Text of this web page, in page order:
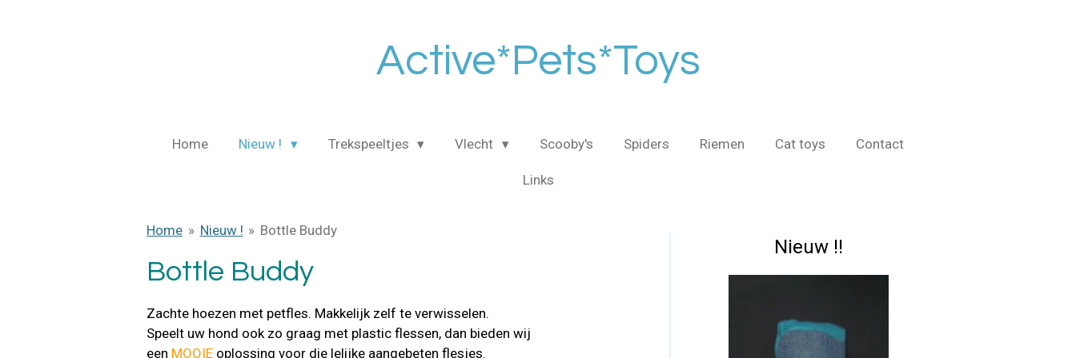
Active*Pets*Toys
Home Nieuw ! Trekspeeltjes Vlecht Scooby's Spiders Riemen Cat toys Contact
Links
Home » Nieuw ! » Bottle Buddy
Bottle Buddy
Zachte hoezen met petfles. Makkelijk zelf te verwisselen.
Speelt uw hond ook zo graag met plastic flessen, dan bieden wij
een MOOIE oplossing voor die lelijke aangebeten flesjes.
Nieuw !!